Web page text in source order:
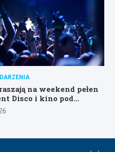
na weekend pełen
Disco i kino pod